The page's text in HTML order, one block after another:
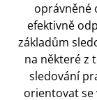
oprávněné
efektivně
základům
na některé z
sledování
orientovat se